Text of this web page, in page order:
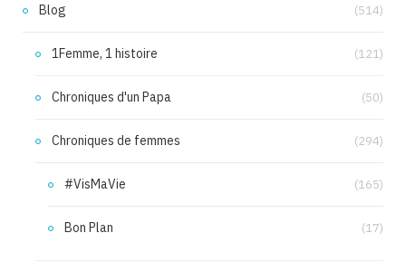
Blog (514)
1Femme, 1 histoire (121)
Chroniques d'un Papa (50)
Chroniques de femmes (294)
#VisMaVie (165)
Bon Plan (17)